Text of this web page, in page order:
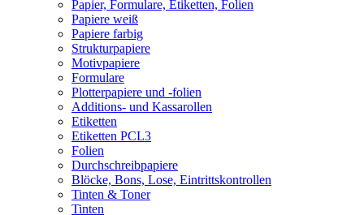
Papier, Formulare, Etiketten, Folien
Papiere weiß
Papiere farbig
Strukturpapiere
Motivpapiere
Formulare
Plotterpapiere und -folien
Additions- und Kassarollen
Etiketten
Etiketten PCL3
Folien
Durchschreibpapiere
Blöcke, Bons, Lose, Eintrittskontrollen
Tinten & Toner
Tinten